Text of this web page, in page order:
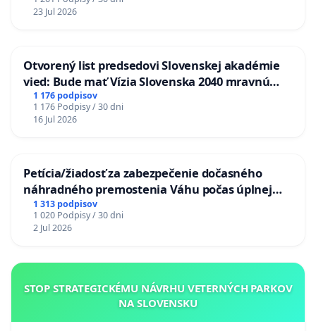
23 Jul 2026
Otvorený list predsedovi Slovenskej akadémie
vied: Bude mať Vízia Slovenska 2040 mravnú
chrbticu?
1 176 podpisov
1 176 Podpisy / 30 dni
16 Jul 2026
Petícia/žiadosť za zabezpečenie dočasného
náhradného premostenia Váhu počas úplnej
uzávery Vážskeho mosta v Komárne
1 313 podpisov
1 020 Podpisy / 30 dni
2 Jul 2026
STOP STRATEGICKÉMU NÁVRHU VETERNÝCH PARKOV
NA SLOVENSKU